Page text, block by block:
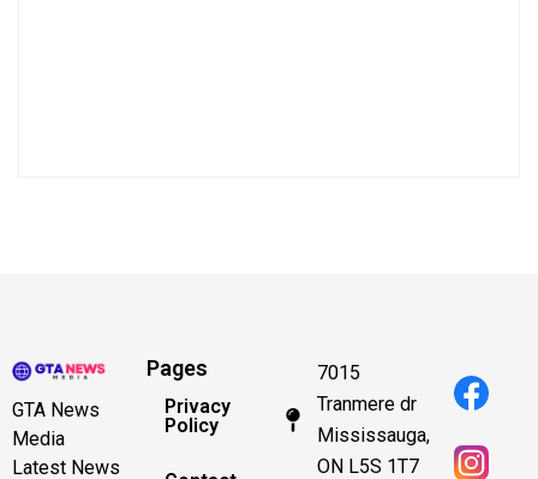
GTA News
Media
Latest News
Pages
Privacy
Policy
7015
Tranmere dr
Mississauga,
ON L5S 1T7